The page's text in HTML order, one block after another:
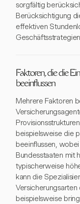
sorgfältig
Berücksichtigung
effektiven
Faktoren, die die
beeinflussen
Mehrere Faktoren
beispielsweise die
beeinflussen,
Bundesstaaten mit
typischerweise
kann die
Versicherungsarten
beispielsweise